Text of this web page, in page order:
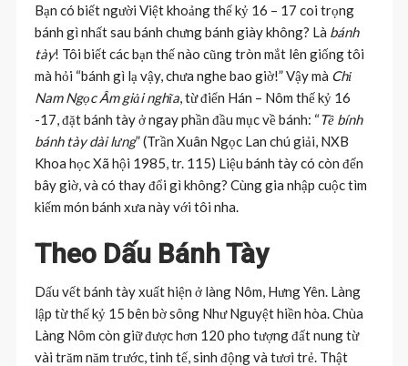
Bạn có biết người Việt khoảng thế kỷ 16 – 17 coi trọng
bánh gì nhất sau bánh chưng bánh giày không? Là bánh
tày! Tôi biết các bạn thế nào cũng tròn mắt lên giống tôi
mà hỏi “bánh gì lạ vậy, chưa nghe bao giờ!” Vậy mà Chỉ
Nam Ngọc Âm giải nghĩa, từ điển Hán – Nôm thế kỷ 16
-17, đặt bánh tày ở ngay phần đầu mục về bánh: “Tề bính
bánh tày dài lưng” (Trần Xuân Ngọc Lan chú giải, NXB
Khoa học Xã hội 1985, tr. 115) Liệu bánh tày có còn đến
bây giờ, và có thay đổi gì không? Cùng gia nhập cuộc tìm
kiếm món bánh xưa này với tôi nha.
Theo Dấu Bánh Tày
Dấu vết bánh tày xuất hiện ở làng Nôm, Hưng Yên. Làng
lập từ thế kỷ 15 bên bờ sông Như Nguyệt hiền hòa. Chùa
Làng Nôm còn giữ được hơn 120 pho tượng đất nung từ
vài trăm năm trước, tinh tế, sinh động và tươi trẻ. Thật